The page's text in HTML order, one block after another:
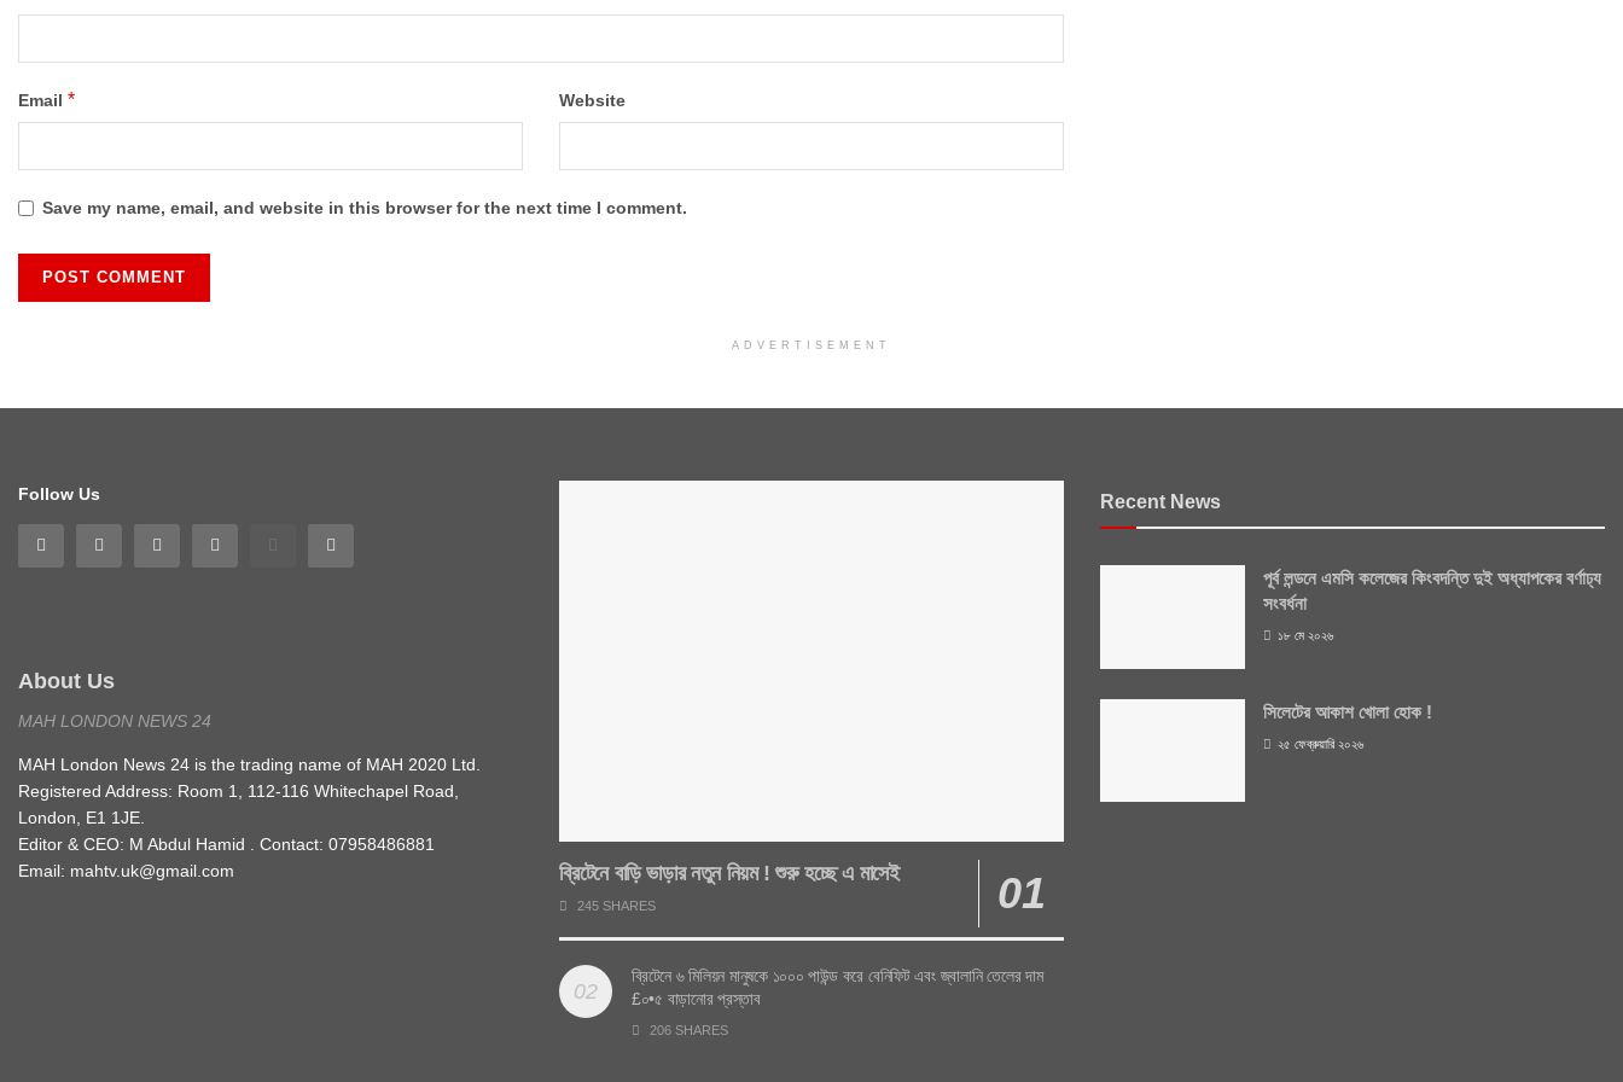
Email * Website
Save my name, email, and website in this browser for the next time I comment.
ADVERTISEMENT
Follow Us
About Us
MAH LONDON NEWS 24
MAH London News 24 is the trading name of MAH 2020 Ltd.
Registered Address: Room 1, 112-116 Whitechapel Road,
London, E1 1JE.
Editor & CEO: M Abdul Hamid . Contact: 07958486881
Email: mahtv.uk@gmail.com
ব্রিটেনে বাড়ি ভাড়ার নতুন নিয়ম ! শুরু হচ্ছে এ মাসেই
245 SHARES
ব্রিটেনে ৬ মিলিয়ন মানুষকে ১০০০ পাউন্ড করে বেনিফিট এবং জ্বালানি তেলের দাম
£০•৫ বাড়ানোর প্রস্তাব
206 SHARES
Recent News
পূর্ব লন্ডনে এমসি কলেজের কিংবদন্তি দুই অধ্যাপকের বর্ণাঢ্য
সংবর্ধনা
১৮ মে ২০২৬
সিলেটের আকাশ খোলা হোক !
২৫ ফেব্রুয়ারি ২০২৬